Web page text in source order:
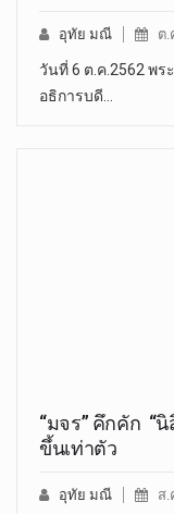
อุทัย มณี ต.
วันที่ 6 ต.ค.2562 พร
อธิการบดี…
“มจร” คึกคัก “
ขึ้นเท่าตัว
อุทัย มณี ส.